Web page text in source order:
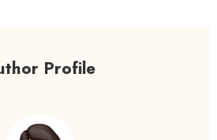
Profile